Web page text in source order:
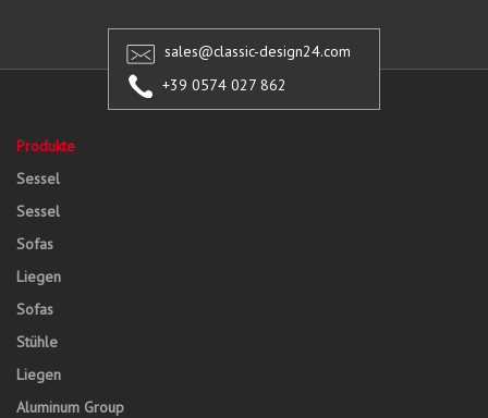
sales@classic-design24.com
+39 0574 027 862
Produkte
Sessel
Sessel
Sofas
Liegen
Sofas
Stühle
Liegen
Aluminum Group